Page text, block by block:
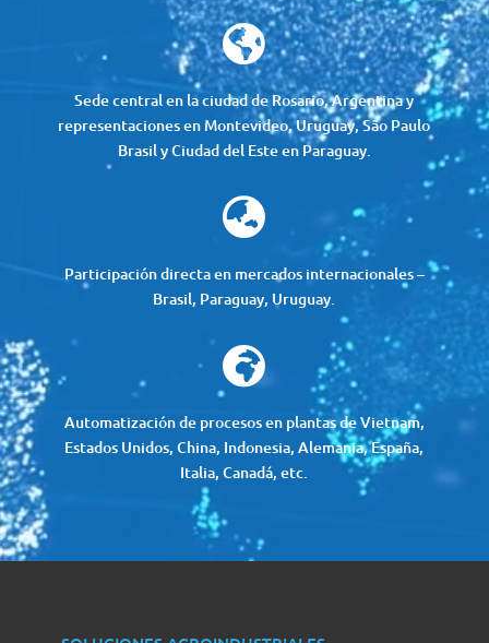

Sede central en la ciudad de Rosario, Argentina y
representaciones en Montevideo, Uruguay, São Paulo
Brasil y Ciudad del Este en Paraguay.

Participación directa en mercados internacionales –
Brasil, Paraguay, Uruguay.

Automatización de procesos en plantas de Vietnam,
Estados Unidos, China, Indonesia, Alemania, España,
Italia, Canadá, etc.